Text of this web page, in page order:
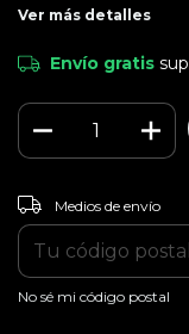
Ver más detalles
Envío gratis
Entregas para el CP:
Medios de envío
No sé mi código postal